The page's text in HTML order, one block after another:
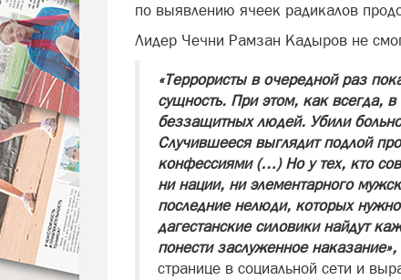
по выявлению ячеек радикалов
Лидер Чечни Рамзан Кадыров не
«Террористы в очередной раз
сущность. При этом, как всегда,
беззащитных людей. Убили
Случившееся выглядит подлой
конфессиями (…) Но у тех, кто
ни нации, ни элементарного
последние нелюди, которых
дагестанские силовики найдут
понести заслуженное наказание»,
странице в социальной сети и